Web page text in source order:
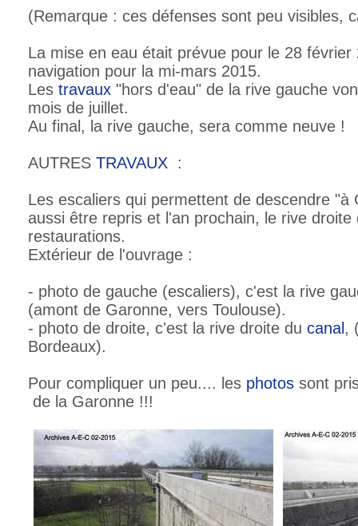
(Remarque : ces défenses sont peu visibles,
La mise en eau était prévue pour le 28
navigation pour la mi-mars 2015.
Les travaux "hors d'eau" de la rive gauche
mois de juillet.
Au final, la rive gauche, sera comme neuve !
AUTRES TRAVAUX :
Les escaliers qui permettent de descendre "à
aussi être repris et l'an prochain, le rive
restaurations.
Extérieur de l'ouvrage :
- photo de gauche (escaliers), c'est la rive
(amont de Garonne, vers Toulouse).
- photo de droite, c'est la rive droite du canal ,
Bordeaux).
Pour compliquer un peu.... les photos sont
de la Garonne !!!